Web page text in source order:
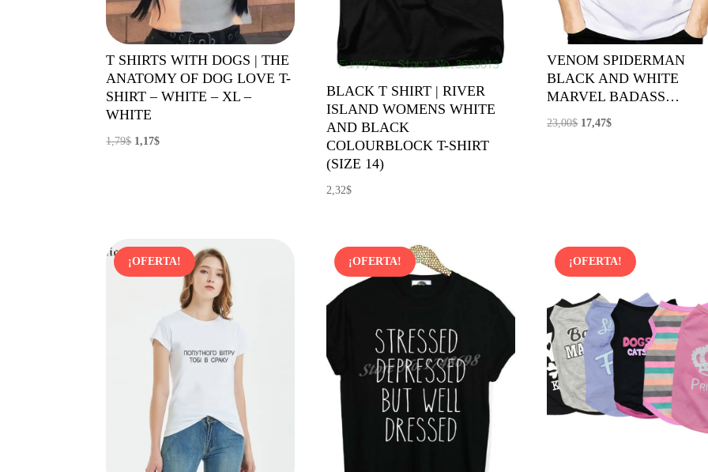
T SHIRTS WITH DOGS | THE
ANATOMY OF DOG LOVE T-
SHIRT – WHITE – XL –
WHITE
1,79$ El
1,17$El
BLACK T SHIRT | RIVER
ISLAND WOMENS WHITE
AND BLACK
COLOURBLOCK T-SHIRT
(SIZE 14)
2,32$
VENOM SPIDERMAN
BLACK AND WHITE
MARVEL BADASS…
23,00$ El
17,47$El
¡OFERTA! ¡OFERTA! ¡OFERTA!